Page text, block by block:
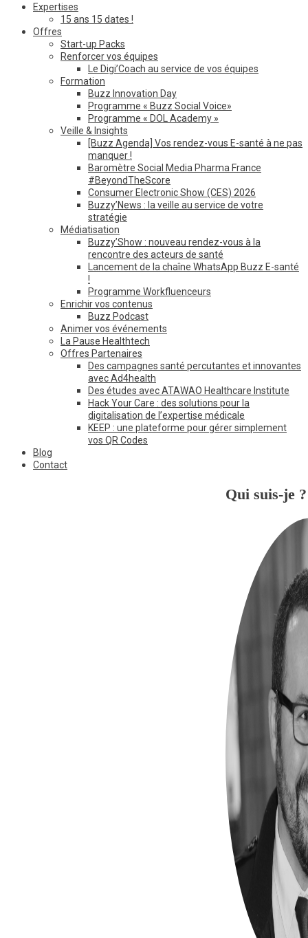
Expertises
15 ans 15 dates !
Offres
Start-up Packs
Renforcer vos équipes
Le Digi’Coach au service de vos équipes
Formation
Buzz Innovation Day
Programme « Buzz Social Voice»
Programme « DOL Academy »
Veille & Insights
[Buzz Agenda] Vos rendez-vous E-santé à ne pas
manquer !
Baromètre Social Media Pharma France
#BeyondTheScore
Consumer Electronic Show (CES) 2026
Buzzy’News : la veille au service de votre
stratégie
Médiatisation
Buzzy’Show : nouveau rendez-vous à la
rencontre des acteurs de santé
Lancement de la chaîne WhatsApp Buzz E-santé
!
Programme Workfluenceurs
Enrichir vos contenus
Buzz Podcast
Animer vos événements
La Pause Healthtech
Offres Partenaires
Des campagnes santé percutantes et innovantes
avec Ad4health
Des études avec ATAWAO Healthcare Institute
Hack Your Care : des solutions pour la
digitalisation de l’expertise médicale
KEEP : une plateforme pour gérer simplement
vos QR Codes
Blog
Contact
Qui suis-je ?